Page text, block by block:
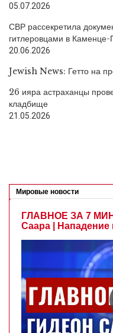
05.07.2026
СВР рассекретила
гитлеровцами в Каменце-
20.06.2026
Jewish News: Гетто на
26 ияра астраханцы
кладбище
21.05.2026